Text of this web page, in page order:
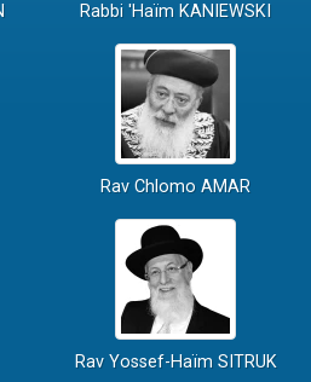
Rabbi 'Haïm KANIEWSKI
Rav Chlomo AMAR
Rav Yossef-Haïm SITRUK